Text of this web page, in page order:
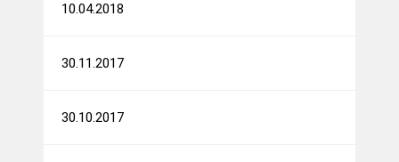
10.04.2018
30.11.2017
30.10.2017